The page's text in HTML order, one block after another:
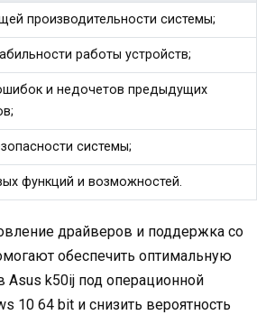
производительности системы;
работы устройств;
и недочетов предыдущих
системы;
функций и возможностей.
драйверов и поддержка со
обеспечить оптимальную
Asus k50ij под операционной
10 64 bit и снизить вероятность